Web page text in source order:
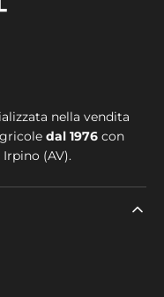
nella vendita
dal 1976 con
(AV).